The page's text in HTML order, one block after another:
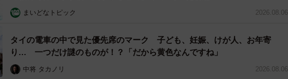
まいどなトピック 2026.08.06
タイの電車の中で見た優先席のマーク 子ども、妊娠、けが人、お年寄
り… 一つだけ謎のものが！？「だから黄色なんですね」
中将 タカノリ 2026.08.06